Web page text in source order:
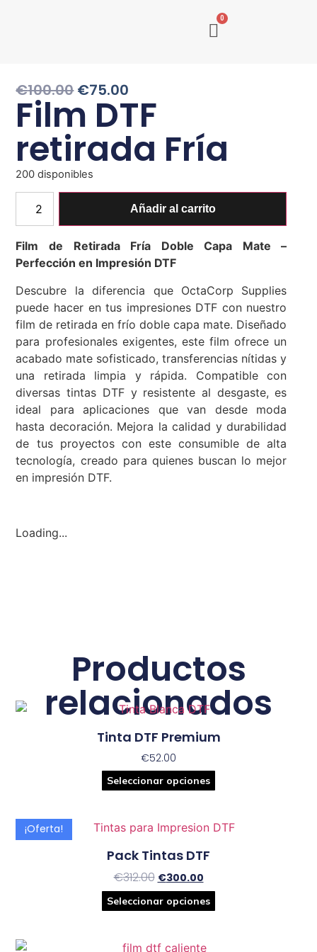
0
Film DTF
retirada Fría
€100.00 €75.00
200 disponibles
Añadir al carrito
Film de Retirada Fría Doble Capa Mate –
Perfección en Impresión DTF
Descubre la diferencia que OctaCorp Supplies
puede hacer en tus impresiones DTF con nuestro
film de retirada en frío doble capa mate. Diseñado
para profesionales exigentes, este film ofrece un
acabado mate sofisticado, transferencias nítidas y
una retirada limpia y rápida. Compatible con
diversas tintas DTF y resistente al desgaste, es
ideal para aplicaciones que van desde moda
hasta decoración. Mejora la calidad y durabilidad
de tus proyectos con este consumible de alta
tecnología, creado para quienes buscan lo mejor
en impresión DTF.
Loading...
Productos
relacionados
Tinta DTF Premium
€52.00
Seleccionar opciones
¡Oferta!
Pack Tintas DTF
€312.00 €300.00
Seleccionar opciones